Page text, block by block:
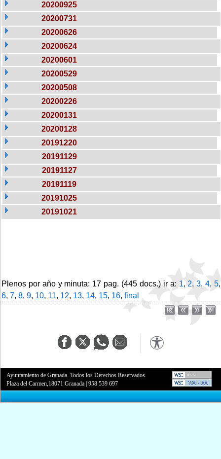
20200925
20200731
20200626
20200624
20200601
20200529
20200508
20200226
20200131
20200128
20191220
20191129
20191127
20191119
20191025
20191021
Plenos por año y minuta: 17 pag. (445 docs.) ir a: 1,2,3,4,5,
6, 7, 8, 9, 10, 11, 12, 13, 14, 15, 16, final
Ayuntamiento de Granada. Todos los Derechos Reservados.
Plaza del Carmen,18071 Granada |958 539 697